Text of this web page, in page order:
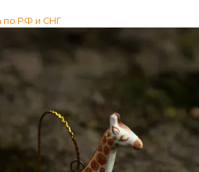
по РФ и СНГ